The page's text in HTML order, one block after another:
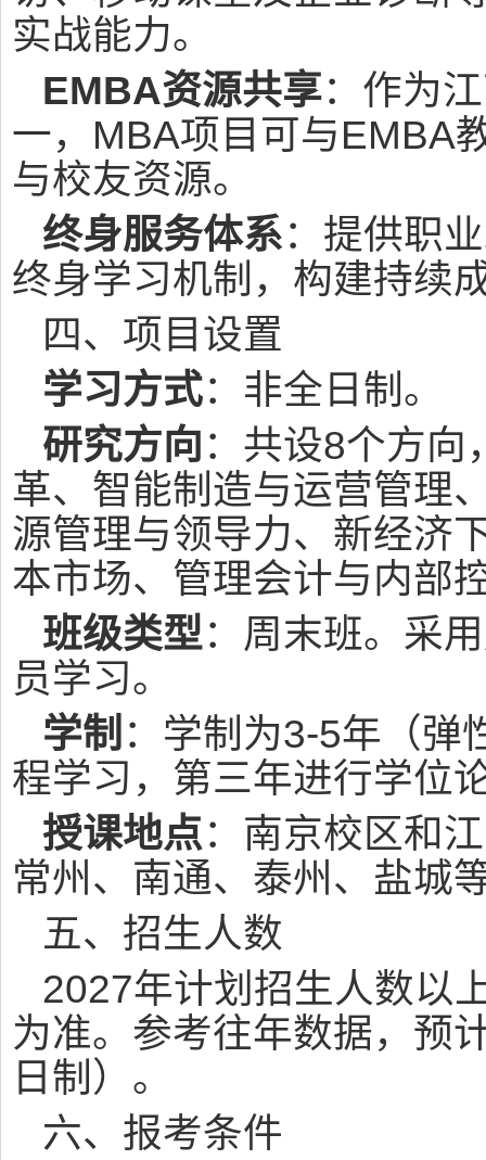
实战能力。
EMBA资源共享：作为
一，MBA项目可与EMBA
与校友资源。
终身服务体系：提供职
终身学习机制，构建持续
四、项目设置
学习方式：非全日制。
研究方向：共设8个方向
革、智能制造与运营管理
源管理与领导力、新经济
本市场、管理会计与内部
班级类型：周末班。采
员学习。
学制 ：学制为3-5年（弹
程学习，第三年进行学位
授课地点：南京校区和
常州、南通、泰州、盐城
五、招生人数
2027年计划招生人数以
为准。参考往年数据，预
日制）。
六、报考条件